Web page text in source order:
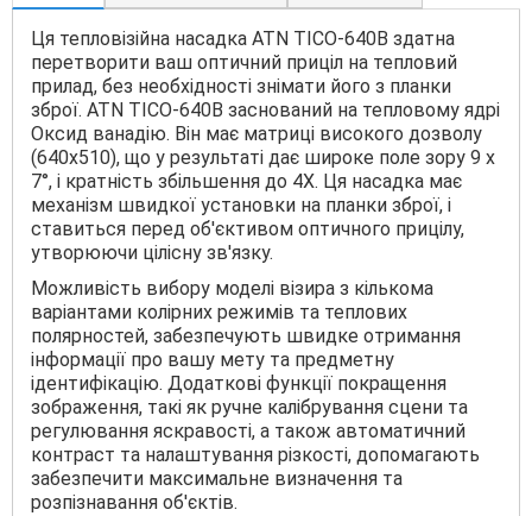
Ця тепловізійна насадка ATN TICO-640B здатна
перетворити ваш оптичний приціл на тепловий
прилад, без необхідності знімати його з планки
зброї. ATN TICO-640B заснований на тепловому ядрі
Оксид ванадію. Він має матриці високого дозволу
(640x510), що у результаті дає широке поле зору 9 x
7°, і кратність збільшення до 4Х. Ця насадка має
механізм швидкої установки на планки зброї, і
ставиться перед об'єктивом оптичного прицілу,
утворюючи цілісну зв'язку.
Можливість вибору моделі візира з кількома
варіантами колірних режимів та теплових
полярностей, забезпечують швидке отримання
інформації про вашу мету та предметну
ідентифікацію. Додаткові функції покращення
зображення, такі як ручне калібрування сцени та
регулювання яскравості, а також автоматичний
контраст та налаштування різкості, допомагають
забезпечити максимальне визначення та
розпізнавання об'єктів.